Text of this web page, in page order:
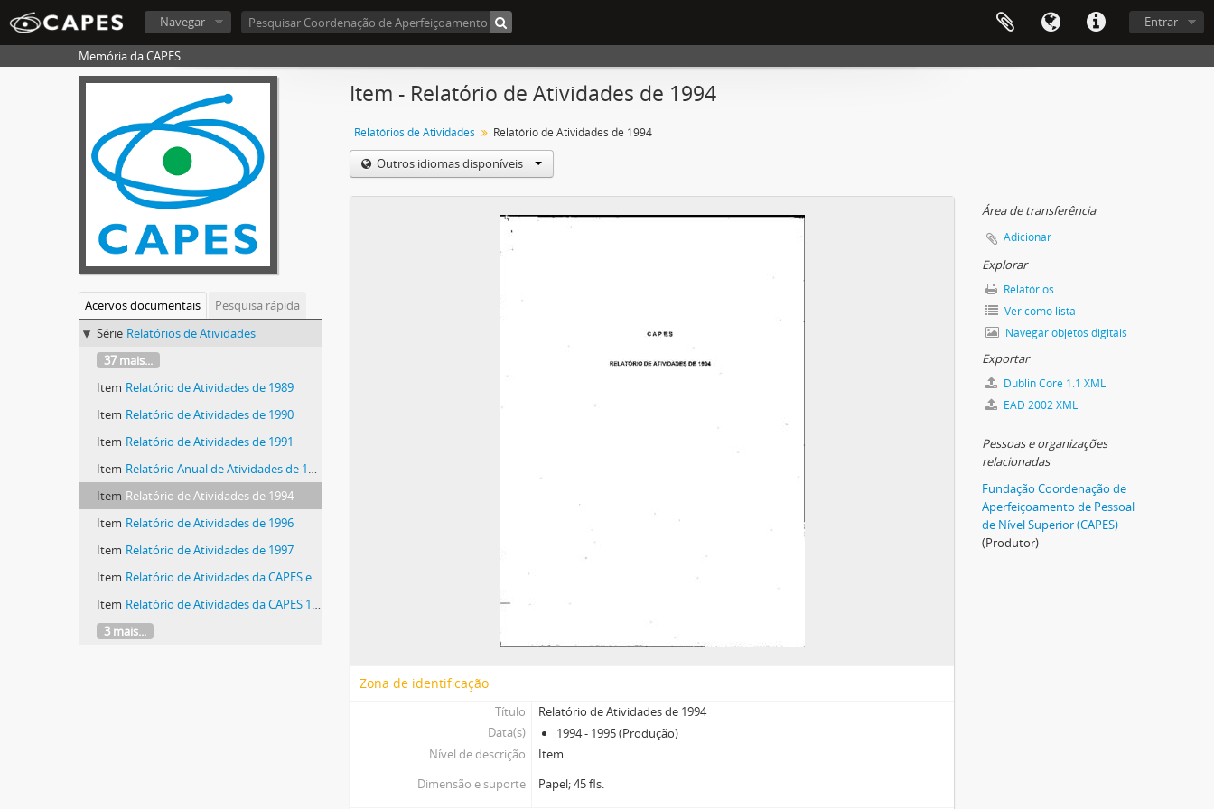
Entrar
Navegar
Memória da CAPES
Acervos documentais
Pesquisa rápida
Série Relatórios de Atividades
37 mais...
Item Relatório de Atividades de 1989
Item Relatório de Atividades de 1990
Item Relatório de Atividades de 1991
Item Relatório Anual de Atividades de 1992
Item Relatório de Atividades de 1994
Item Relatório de Atividades de 1996
Item Relatório de Atividades de 1997
Item Relatório de Atividades da CAPES em 1998
Item Relatório de Atividades da CAPES 1999
3 mais...
Item - Relatório de Atividades de 1994
Relatórios de Atividades Relatório de Atividades de 1994
Outros idiomas disponíveis
Zona de identificação
Título
Relatório de Atividades de 1994
Data(s)
1994 - 1995 (Produção)
Nível de descrição
Item
Dimensão e suporte
Papel; 45 fls.
Área de transferência
Adicionar
Explorar
Relatórios
Ver como lista
Navegar objetos digitais
Exportar
Dublin Core 1.1 XML
EAD 2002 XML
Pessoas e organizações
relacionadas
Fundação Coordenação de
Aperfeiçoamento de Pessoal
de Nível Superior (CAPES)
(Produtor)